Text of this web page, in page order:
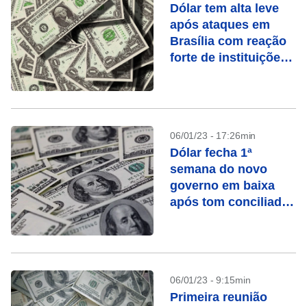
Dólar tem alta leve
após ataques em
Brasília com reação
forte de instituições
06/01/23 - 17:26min
Dólar fecha 1ª
semana do novo
governo em baixa
após tom conciliador
06/01/23 - 9:15min
Primeira reunião